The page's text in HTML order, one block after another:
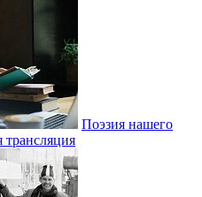
Поэзия нашего